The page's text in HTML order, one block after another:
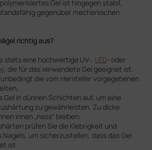
Gel ist hingegen stabil,
gegenüber mechanischen
richtig aus?
stets eine hochwertige UV-, LED- oder
, die für das verwendete Gel geeignet ist.
die vom Hersteller vorgegebenen
Gel in dünnen Schichten auf, um eine
zu gewährleisten. Zu dicke
innen „nass“ bleiben.
prüfen Sie die Klebrigkeit und
um sicherzustellen, dass das Gel
ist.